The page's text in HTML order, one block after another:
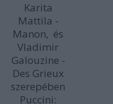
Karita
Mattila -
Manon, és
Vladimir
Galouzine -
Des Grieux
szerepében
Puccini: